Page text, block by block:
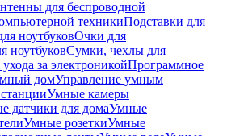
для беспроводной
техникиПодставки для
ноутбуковОчки для
ноутбуковСумки, чехлы для
за электроникойПрограммное
домУправление умным
Умные камеры
датчики для домаУмные
Умные розеткиУмные